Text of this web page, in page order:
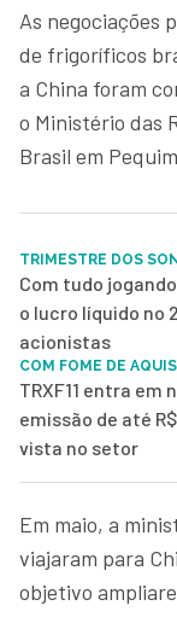
As negociações
de frigoríficos
a China foram
o Ministério das
Brasil em
TRIMESTRE DOS
Com tudo
o lucro líquido no
acionistas
COM FOME DE
TRXF11 entra em
emissão de até
vista no setor
Em maio, a
viajaram para
objetivo